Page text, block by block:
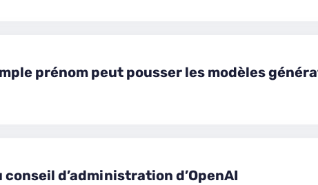
prénom peut pousser les modèles
d’administration d’OpenAI